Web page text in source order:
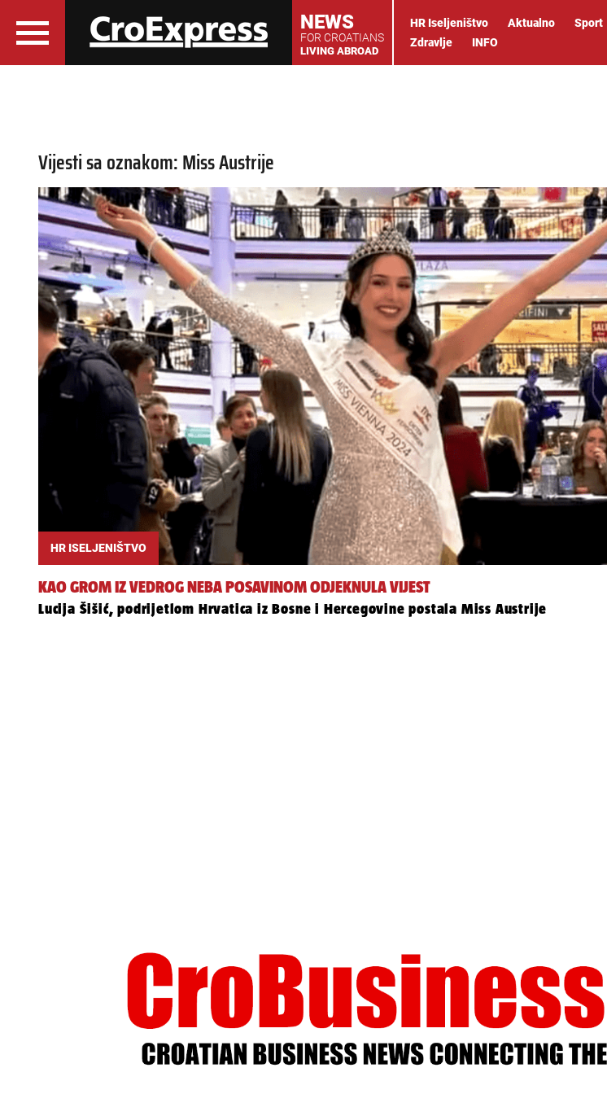
NEWS
FOR CROATIANS
LIVING ABROAD
HR Iseljeništvo Aktualno Sport
Zdravlje
INFO
Vijesti sa oznakom: Miss Austrije
HR ISELJENIŠTVO
KAO GROM IZ VEDROG NEBA POSAVINOM ODJEKNULA VIJEST
Lucija Šišić, podrijetlom Hrvatica iz Bosne i Hercegovine postala Miss Austrije